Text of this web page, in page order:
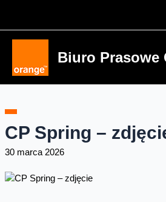
Biuro Prasowe
CP Spring –
30 marca 2026